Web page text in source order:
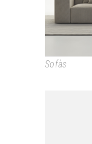
Sofàs